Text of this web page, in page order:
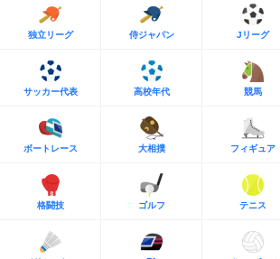
独立リーグ 侍ジャパン Jリーグ
サッカー代表 高校年代 競馬
ボートレース 大相撲 フィギュア
格闘技 ゴルフ テニス